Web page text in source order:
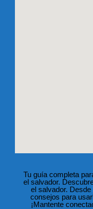
Tu guía completa
el salvador.
el salvador.
consejos para
¡Mantente